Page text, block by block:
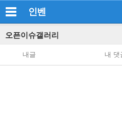
인벤
오픈이슈갤러리
내글 내 댓